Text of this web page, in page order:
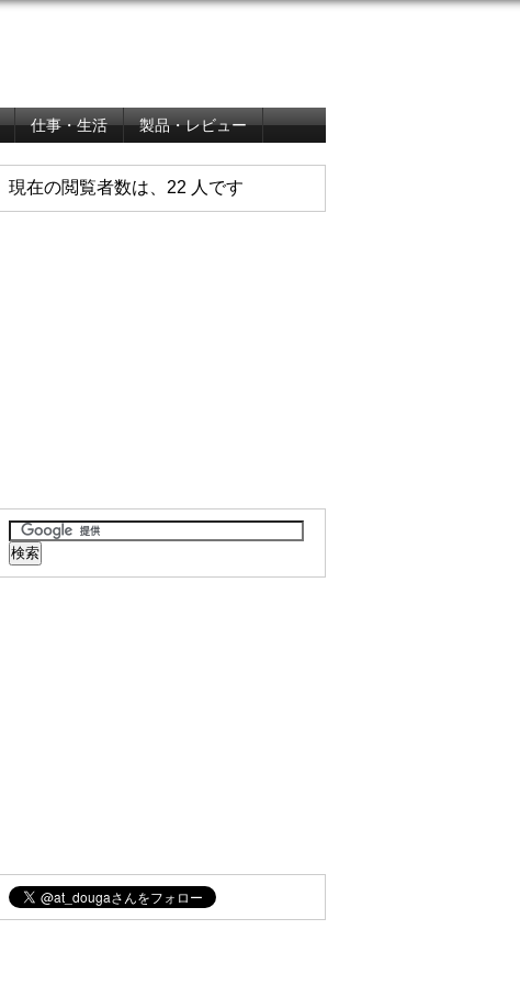
仕事・生活
製品・レビュー
現在の閲覧者数は、22 人です